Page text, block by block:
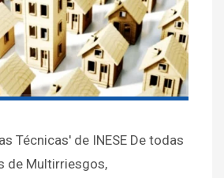
Técnicas' de INESE De todas
de Multirriesgos,